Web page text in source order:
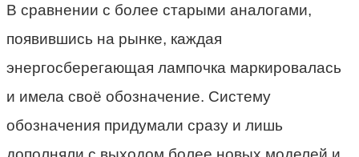
В сравнении с более старыми аналогами,
появившись на рынке, каждая
энергосберегающая лампочка маркировалась
и имела своё обозначение. Систему
обозначения придумали сразу и лишь